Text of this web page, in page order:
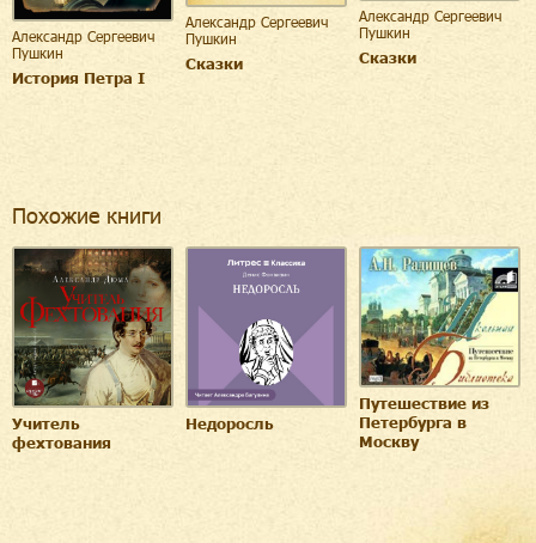
Александр Сергеевич
Пушкин
История Петра I
Александр Сергеевич
Пушкин
Сказки
Александр Сергеевич
Пушкин
Сказки
Похожие книги
Учитель
фехтования
Недоросль
Путешествие из
Петербурга в
Москву